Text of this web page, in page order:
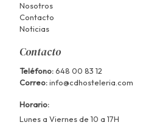
Nosotros
Contacto
Noticias
Contacto
Teléfono: 648 00 83 12
Correo:info@cdhosteleria.com
Horario:
Lunes a Viernes de 10 a 17H